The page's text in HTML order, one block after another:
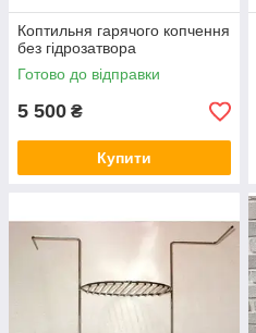
Коптильня гарячого копчення
без гідрозатвора
Готово до відправки
5 500 ₴
Купити